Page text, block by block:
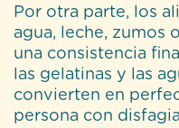
Por otra parte, los
agua, leche, zumos
una consistencia
las gelatinas y las
convierten en
persona con